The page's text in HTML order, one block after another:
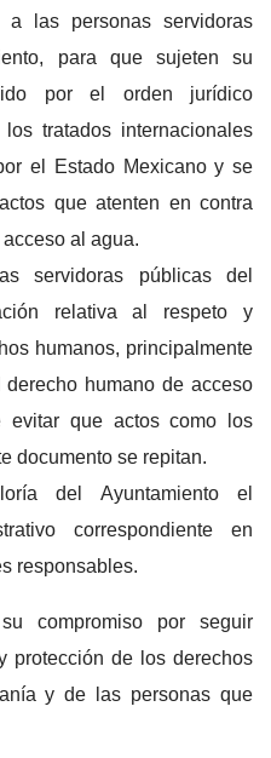
a las personas servidoras
para que sujeten su
por el orden jurídico
tratados internacionales
el Estado Mexicano y se
que atenten en contra
al agua.
servidoras públicas del
relativa al respeto y
humanos, principalmente
humano de acceso
que actos como los
documento se repitan.
del Ayuntamiento el
correspondiente en
responsables.
compromiso por seguir
protección de los derechos
y de las personas que